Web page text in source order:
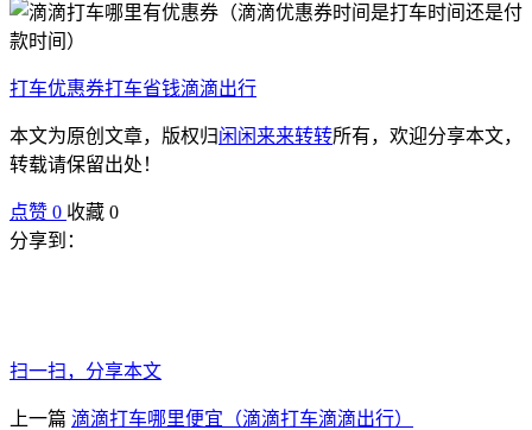
打车优惠券打车省钱滴滴出行
本文为原创文章，版权归闲闲来来转转所有，欢迎分享本文，
转载请保留出处！
点赞 0 收藏 0
分享到：
扫一扫，分享本文
上一篇 滴滴打车哪里便宜（滴滴打车滴滴出行）